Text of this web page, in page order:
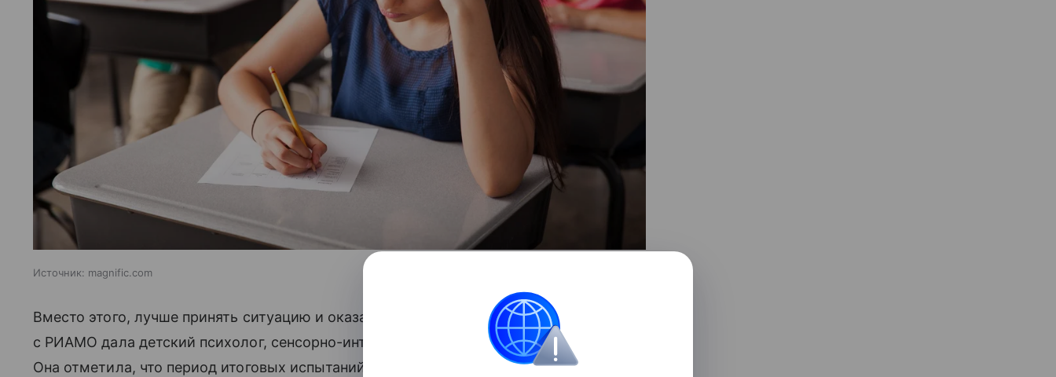
Источник: magnific.com
Вместо этого, лучше принять ситуацию и оказать поддержку. Такой совет в беседе
с РИАМО дала детский психолог, сенсорно-интегративный терапевт Меседу Булач.
Она отметила, что период итоговых испытаний — огромный стресс для школьников,